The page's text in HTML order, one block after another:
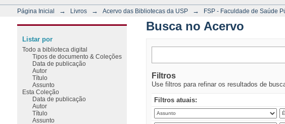
Página Inicial → Livros → Acervo das Bibliotecas da USP → FSP - Faculdade de Saúde
Busca no Acervo
Filtros
Use filtros para refinar os resultados de
Filtros atuais:
Listar por
Todo a biblioteca digital
Tipos de documento & Coleções
Data de publicação
Autor
Título
Assunto
Esta Coleção
Data de publicação
Autor
Título
Assunto